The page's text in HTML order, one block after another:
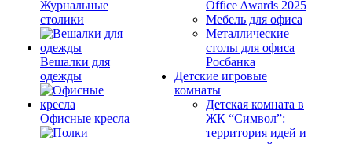
Журнальные
столики
Вешалки для
одежды
Офисные кресла
Office Awards 2025
Мебель для офиса
Металлические
столы для офиса
Росбанка
Детские игровые
комнаты
Детская комната в
ЖК “Символ”:
территория идей и